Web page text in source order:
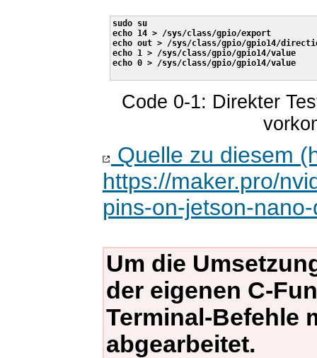
sudo su
echo 14 > /sys/class/gpio/export
echo out > /sys/class/gpio/gpio14/
echo 1 > /sys/class/gpio/gpio14/value
echo 0 > /sys/class/gpio/gpio14/value
Code 0-1: Direkter
Quelle zu diesem
https://maker.pro/
pins-on-jetson-
Um die
der eigenen C-
Terminal-Befehle
abgearbeitet.